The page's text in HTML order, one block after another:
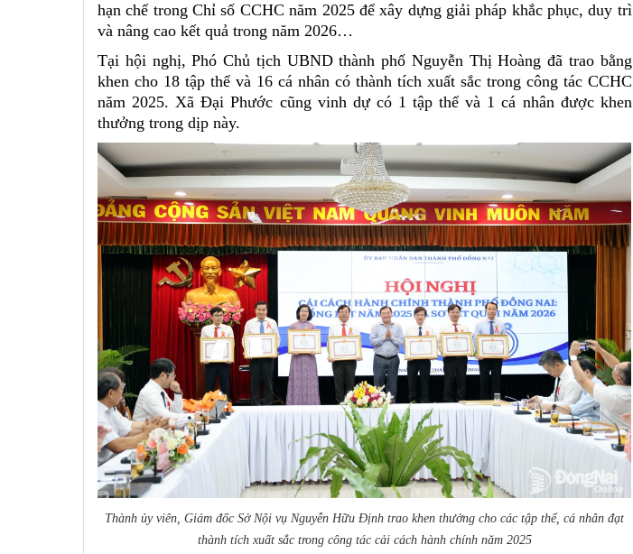
hạn chế trong Chỉ số CCHC năm 2025 để xây dựng giải pháp khắc phục, duy trì
và nâng cao kết quả trong năm 2026…
Tại hội nghị, Phó Chủ tịch UBND thành phố Nguyễn Thị Hoàng đã trao bằng
khen cho 18 tập thể và 16 cá nhân có thành tích xuất sắc trong công tác CCHC
năm 2025. Xã Đại Phước cũng vinh dự có 1 tập thể và 1 cá nhân được khen
thưởng trong dịp này.
Thành ủy viên, Giám đốc Sở Nội vụ Nguyễn Hữu Định trao khen thưởng cho các tập thể, cá nhân đạt
thành tích xuất sắc trong công tác cải cách hành chính năm 2025